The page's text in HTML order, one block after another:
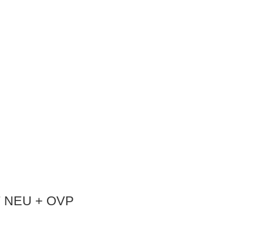
NEU + OVP